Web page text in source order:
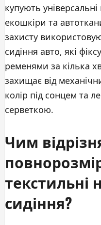
купують
екошкіри та
захисту
сидіння авто, які
ременями за кілька
захищає від
колір під сонцем та
серветкою.
Чим
текстильні
сидіння?